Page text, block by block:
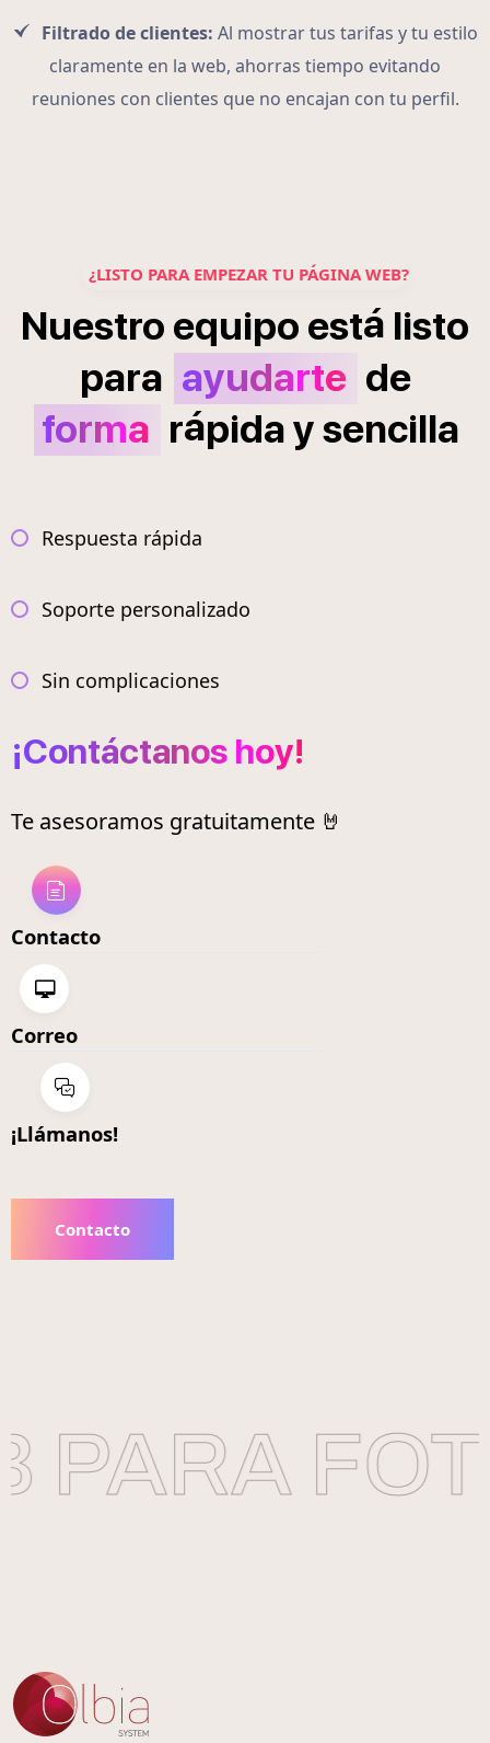
Filtrado de clientes: Al mostrar tus tarifas y tu estilo
claramente en la web, ahorras tiempo evitando
reuniones con clientes que no encajan con tu perfil.
¿LISTO PARA EMPEZAR TU PÁGINA WEB?
Nuestro equipo está listo
para ayudarte de
forma rápidaysencilla
Respuesta rápida
Soporte personalizado
Sin complicaciones
¡Contáctanos hoy!
Te asesoramos gratuitamente 🤘
Contacto
Correo
¡Llámanos!
Contacto